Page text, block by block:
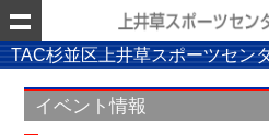
TAC杉並区上井草スポーツセン
イベント情報